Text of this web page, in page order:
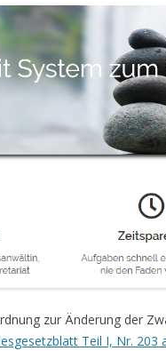
zur Änderung der
Teil I, Nr. 203